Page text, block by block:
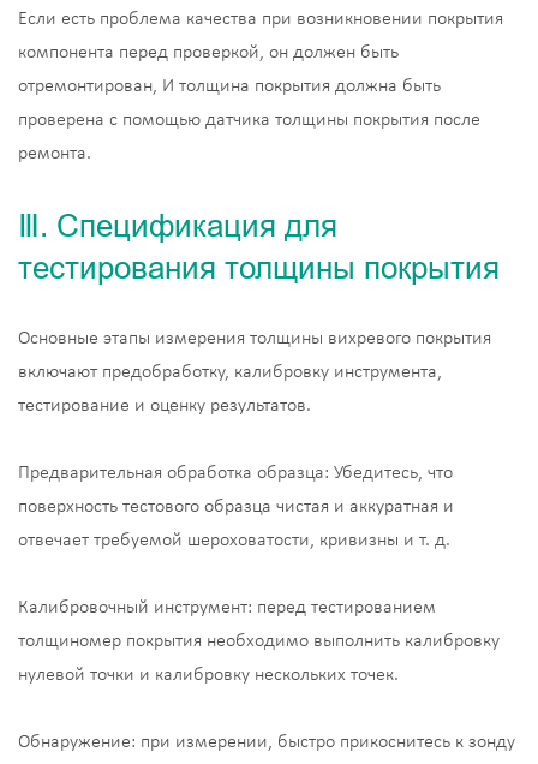
Если есть проблема качества при возникновении покрытия
компонента перед проверкой, он должен быть
отремонтирован, И толщина покрытия должна быть
проверена с помощью датчика толщины покрытия после
ремонта.
Ⅲ. Спецификация для
тестирования толщины покрытия
Основные этапы измерения толщины вихревого покрытия
включают предобработку, калибровку инструмента,
тестирование и оценку результатов.
Предварительная обработка образца: Убедитесь, что
поверхность тестового образца чистая и аккуратная и
отвечает требуемой шероховатости, кривизны и т. д.
Калибровочный инструмент: перед тестированием
толщиномер покрытия необходимо выполнить калибровку
нулевой точки и калибровку нескольких точек.
Обнаружение: при измерении, быстро прикоснитесь к зонду